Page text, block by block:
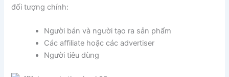
đối tượng chính:
Người bán và người tạo ra sản phẩm
Các affiliate hoặc các advertiser
Người tiêu dùng